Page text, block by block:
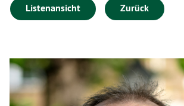
Listenansicht Zurück